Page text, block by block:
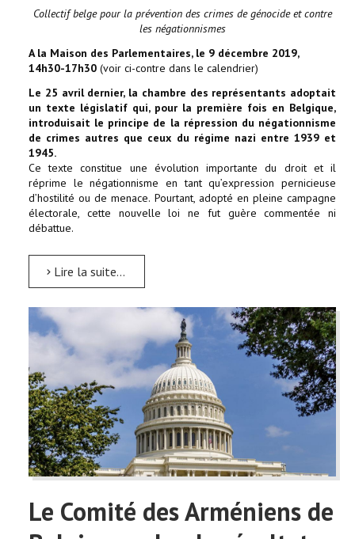
Collectif belge pour la prévention des crimes de génocide et contre
les négationnismes
A la Maison des Parlementaires, le 9 décembre 2019,
14h30-17h30 (voir ci-contre dans le calendrier)
Le 25 avril dernier, la chambre des représentants adoptait
un texte législatif qui, pour la première fois en Belgique,
introduisait le principe de la répression du négationnisme
de crimes autres que ceux du régime nazi entre 1939 et
1945.
Ce texte constitue une évolution importante du droit et il
réprime le négationnisme en tant qu’expression pernicieuse
d’hostilité ou de menace. Pourtant, adopté en pleine campagne
électorale, cette nouvelle loi ne fut guère commentée ni
débattue.
Lire la suite...
Le Comité des Arméniens de